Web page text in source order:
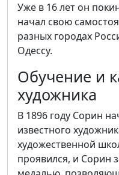
Уже в 16 лет он
начал свою
разных городах
Одессу.
Обучение и
художника
В 1896 году Сорин
известного
художественной
проявился, и Сорин